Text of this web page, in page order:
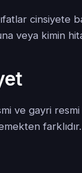
cinsiyete
veya kimin
ve gayri